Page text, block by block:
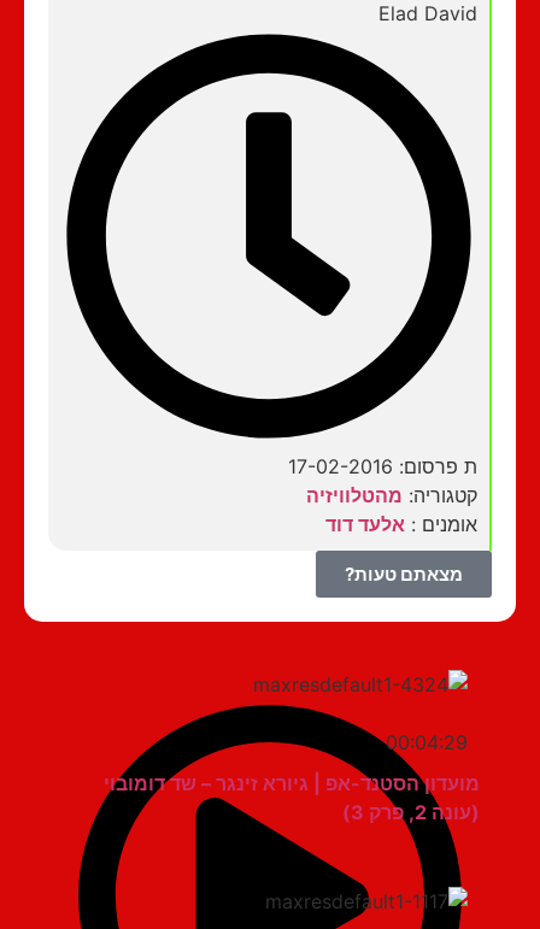
Elad David
ת פרסום: 17-02-2016
קטגוריה:מהטלוויזיה
אומנים :אלעד דוד
מצאתם טעות?
00:04:29
מועדון הסטנד-אפ | גיורא זינגר – שד דומובוי